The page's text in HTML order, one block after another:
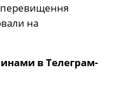
перевищення
на
в Телеграм-